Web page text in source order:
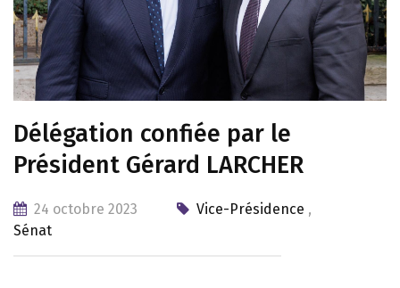
Délégation confiée par le
Président Gérard LARCHER
24 octobre 2023 Vice-Présidence ,
Sénat